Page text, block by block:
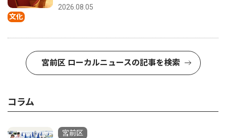
文化
2026.08.05
宮前区 ローカルニュースの記事を検索
コラム
宮前区